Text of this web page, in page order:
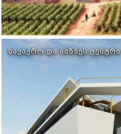
ᲡᲐᲕᲐᲭᲠᲝ ᲓᲐ ᲑᲘᲖᲜᲔᲡ ᲪᲔᲜᲢᲠᲘ